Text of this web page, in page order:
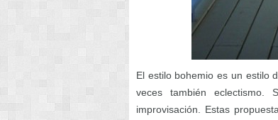
El estilo bohemio es un estilo
veces también
improvisación. Estas